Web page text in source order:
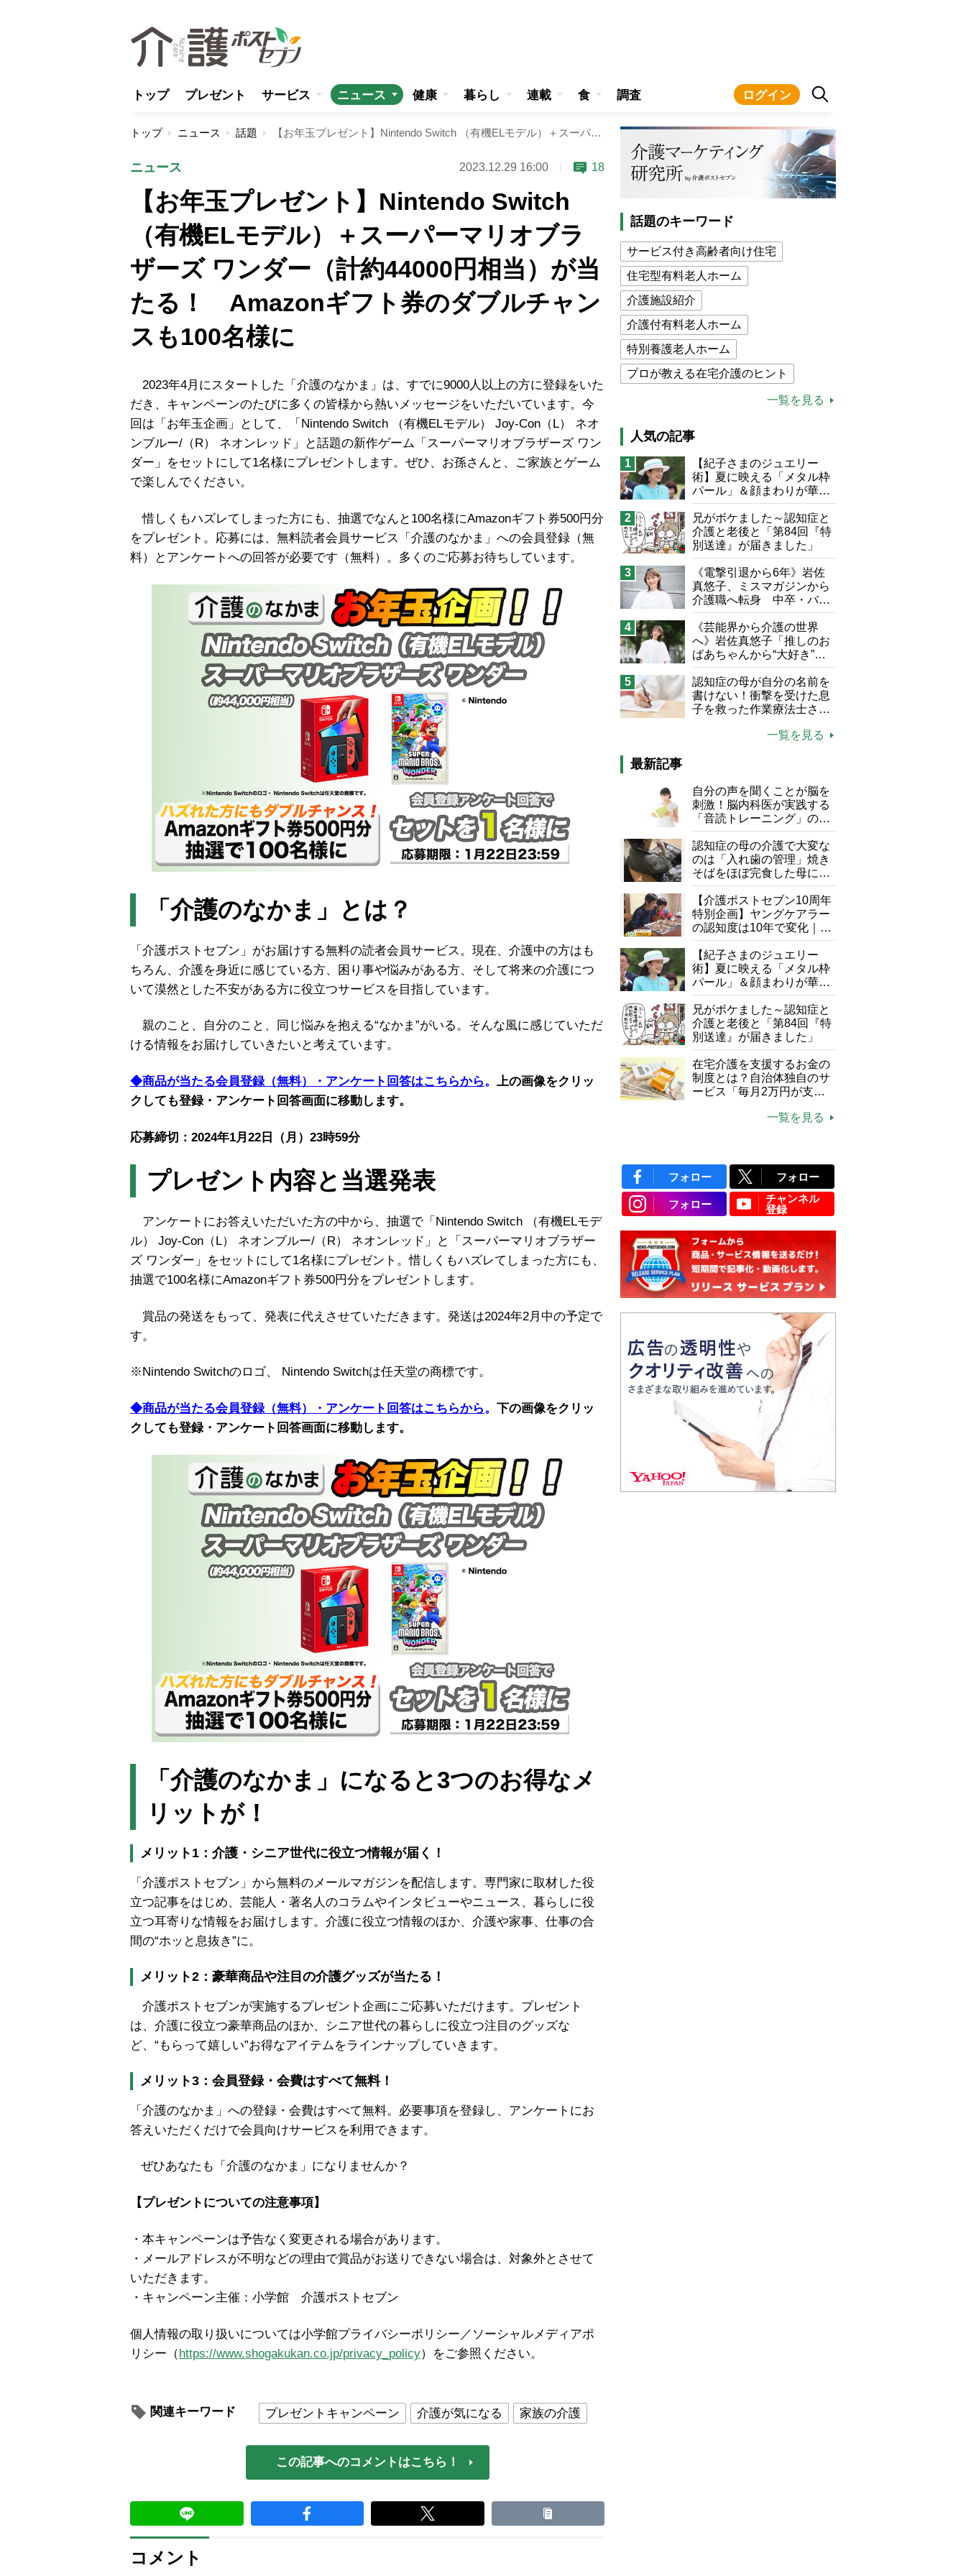
トップ プレゼント サービス ニュース 健康 暮らし 連載 食 調査 ログイン
トップ ニュース 話題 【お年玉プレゼント】Nintendo Switch （有機ELモデル）＋スーパーマリオブラザーズ ワンダー（計約44000円相当）が当たる！ Amazonギフト券のダブルチャンスも100名様に
ニュース 2023.12.29 16:00 18
【お年玉プレゼント】Nintendo Switch
（有機ELモデル）＋スーパーマリオブラ
ザーズ ワンダー（計約44000円相当）が当
たる！ Amazonギフト券のダブルチャン
スも100名様に
2023年4月にスタートした「介護のなかま」は、すでに9000人以上の方に登録をいた
だき、キャンペーンのたびに多くの皆様から熱いメッセージをいただいています。今
回は「お年玉企画」として、「Nintendo Switch （有機ELモデル） Joy-Con（L） ネオ
ンブルー/（R） ネオンレッド」と話題の新作ゲーム「スーパーマリオブラザーズ ワン
ダー」をセットにして1名様にプレゼントします。ぜひ、お孫さんと、ご家族とゲーム
で楽しんでください。
惜しくもハズレてしまった方にも、抽選でなんと100名様にAmazonギフト券500円分
をプレゼント。応募には、無料読者会員サービス「介護のなかま」への会員登録（無
料）とアンケートへの回答が必要です（無料）。多くのご応募お待ちしています。
「介護のなかま」とは？
「介護ポストセブン」がお届けする無料の読者会員サービス。現在、介護中の方はも
ちろん、介護を身近に感じている方、困り事や悩みがある方、そして将来の介護につ
いて漠然とした不安がある方に役立つサービスを目指しています。
親のこと、自分のこと、同じ悩みを抱える“なかま”がいる。そんな風に感じていただ
ける情報をお届けしていきたいと考えています。
◆商品が当たる会員登録（無料）・アンケート回答はこちらから。 上の画像をクリッ
クしても登録・アンケート回答画面に移動します。
応募締切：2024年1月22 日（月）23時59分
プレゼント内容と当選発表
アンケートにお答えいただいた方の中から、抽選で「Nintendo Switch （有機ELモデ
ル） Joy-Con（L） ネオンブルー/（R） ネオンレッド」と「スーパーマリオブラザー
ズ ワンダー」をセットにして1名様にプレゼント。惜しくもハズレてしまった方にも、
抽選で100名様にAmazonギフト券500円分をプレゼントします。
賞品の発送をもって、発表に代えさせていただきます。発送は2024年2月中の予定で
す。
※Nintendo Switchのロゴ、 Nintendo Switchは任天堂の商標です。
◆商品が当たる会員登録（無料）・アンケート回答はこちらから。 下の画像をクリッ
クしても登録・アンケート回答画面に移動します。
「介護のなかま」になると3つのお得なメ
リットが！
メリット1：介護・シニア世代に役立つ情報が届く！
「介護ポストセブン」から無料のメールマガジンを配信します。専門家に取材した役
立つ記事をはじめ、芸能人・著名人のコラムやインタビューやニュース、暮らしに役
立つ耳寄りな情報をお届けします。介護に役立つ情報のほか、介護や家事、仕事の合
間の“ホッと息抜き”に。
メリット2：豪華商品や注目の介護グッズが当たる！
介護ポストセブンが実施するプレゼント企画にご応募いただけます。プレゼント
は、介護に役立つ豪華商品のほか、シニア世代の暮らしに役立つ注目のグッズな
ど、“もらって嬉しい”お得なアイテムをラインナップしていきます。
メリット3：会員登録・会費はすべて無料！
「介護のなかま」への登録・会費はすべて無料。必要事項を登録し、アンケートにお
答えいただくだけで会員向けサービスを利用できます。
ぜひあなたも「介護のなかま」になりませんか？
【プレゼントについての注意事項】
・本キャンペーンは予告なく変更される場合があります。
・メールアドレスが不明などの理由で賞品がお送りできない場合は、対象外とさせて
いただきます。
・キャンペーン主催：小学館 介護ポストセブン
個人情報の取り扱いについては小学館プライバシーポリシー／ソーシャルメディアポ
リシー（https://www.shogakukan.co.jp/privacy_policy）をご参照ください。
関連キーワード プレゼントキャンペーン 介護が気になる 家族の介護
この記事へのコメントはこちら！
コメント
話題のキーワード
サービス付き高齢者向け住宅
住宅型有料老人ホーム
介護施設紹介
介護付有料老人ホーム
特別養護老人ホーム
プロが教える在宅介護のヒント
介護食
猫が母になつきません
息子の遠距離介護サバイバル術
兄がボケました
便利なサービス
予防法
一覧を見る
人気の記事
1
【紀子さまのジュエリー
術】夏に映える「メタル枠
パール」＆顔まわりが華や
ぐ「揺れる一粒」の使い分
け方
2
兄がボケました～認知症と
介護と老後と「第84回『特
別送達』が届きました」
3
《電撃引退から6年》岩佐
真悠子、ミスマガジンから
介護職へ転身 中卒・バイ
ト経験ゼロの彼女が見つけ
た“居場所”「社会の役に立
ちながら自分らしくいられ
る」
4
《芸能界から介護の世界
へ》岩佐真悠子「推しのお
ばあちゃんから“大好き”を
もらえる」理不尽さも吹き
飛ぶ“やりがい”、介護の現
場は「愛おしい」
5
認知症の母が自分の名前を
書けない！衝撃を受けた息
子を救った作業療法士さん
一覧を見る
最新記事
自分の声を聞くことが脳を
刺激！脳内科医が実践する
「音読トレーニング」の極
意
認知症の母の介護で大変な
のは「入れ歯の管理」焼き
そばをほぼ完食した母に息
子が血の気が引いた理由
【介護ポストセブン10周年
特別企画】ヤングケアラー
の認知度は10年で変化｜流
行語大賞にノミネート、法
律にも明記されたが果たし
て現在は？
【紀子さまのジュエリー
術】夏に映える「メタル枠
パール」＆顔まわりが華や
ぐ「揺れる一粒」の使い分
け方
兄がボケました～認知症と
介護と老後と「第84回『特
別送達』が届きました」
在宅介護を支援するお金の
制度とは？自治体独自のサ
ービス「毎月2万円が支給
一覧を見る
フォロー フォロー
フォロー
チャンネル
登録